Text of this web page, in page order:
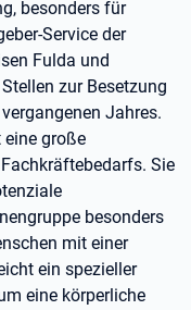
besonders für
Service der
Fulda und
zur Besetzung
Jahres.
große
Sie
besonders
mit einer
ein spezieller
eine körperliche